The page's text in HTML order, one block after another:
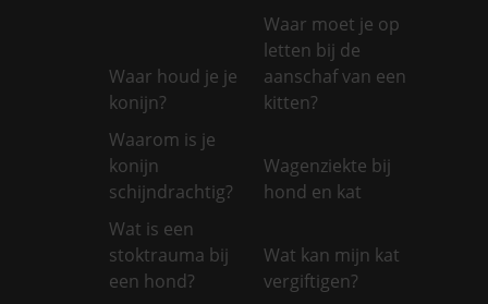
Waar houd je je
konijn?
Waar moet je op
letten bij de
aanschaf van een
kitten?
Waarom is je
konijn
schijndrachtig?
Wagenziekte bij
hond en kat
Wat is een
stoktrauma bij
een hond?
Wat kan mijn kat
vergiftigen?